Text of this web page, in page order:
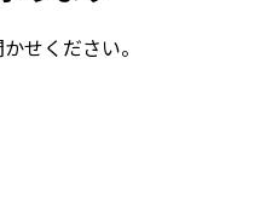
せください。